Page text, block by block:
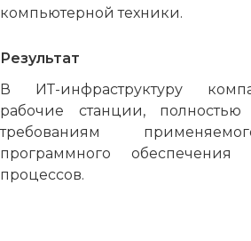
компьютерной техники.
Результат
В ИТ-инфраструктуру
рабочие станции, полностью
требованиям
программного
процессов.